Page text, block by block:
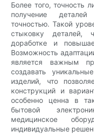
Более того, точность
получение
точностью. Такой
стыковку деталей,
доработке и
Возможность
является важным
создавать
изделий, что
конструкций и
особенно ценна в
бытовой
медицинское
индивидуальные